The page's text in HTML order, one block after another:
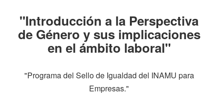
"Introducción a la Perspectiva
de Género y sus implicaciones
en el ámbito laboral"
"Programa del Sello de Igualdad del INAMU para
Empresas."